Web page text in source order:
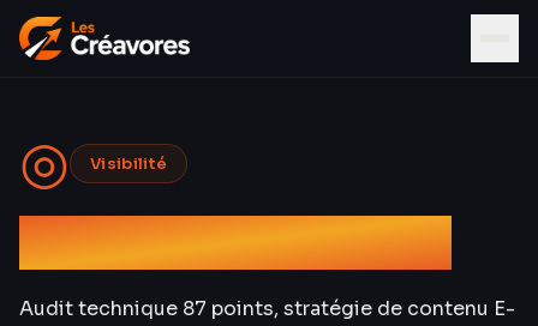
◎ Visibilité
Référencement SEO
Audit technique 87 points, stratégie de contenu E-